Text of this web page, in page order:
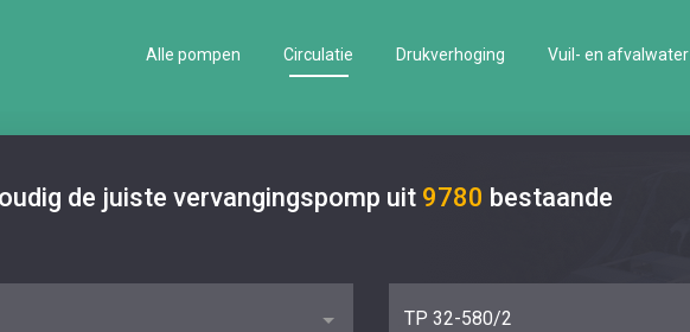
Alle pompen Circulatie Drukverhoging Vuil- en afvalwater
de juiste vervangingspomp uit 9780 bestaande
TP 32-580/2